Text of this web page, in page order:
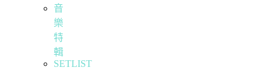
音
樂
特
輯
SETLIST